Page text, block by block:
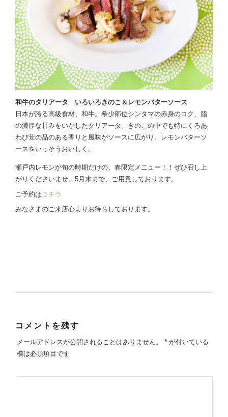
和牛のタリアータ いろいろきのこ＆レモンバターソース
日本が誇る高級食材、和牛。希少部位シンタマの赤身のコク、脂
の濃厚な甘みをいかしたタリアータ。きのこの中でも特にくろあ
わび茸の品のある香りと風味がソースに広がり、レモンバターソ
ースをいっそうおいしく。
瀬戸内レモンが旬の時期だけの、春限定メニュー！！ぜひ召し上
がりくださいませ。5月末まで、ご用意しております。
ご予約は コチラ
みなさまのご来店心よりお待ちしております。
コメントを残す
メールアドレスが公開されることはありません。 *が付いている
欄は必須項目です